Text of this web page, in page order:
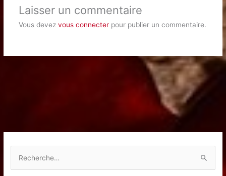
Laisser un commentaire
Vous devez vous connecterpour publier un commentaire.